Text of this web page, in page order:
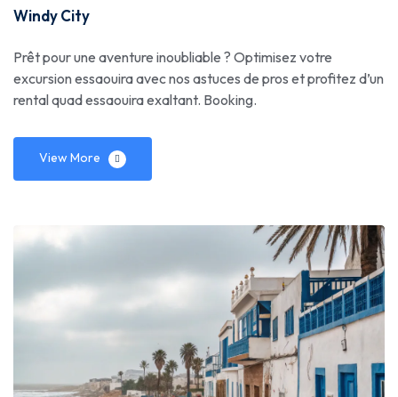
Windy City
Prêt pour une aventure inoubliable ? Optimisez votre
excursion essaouira avec nos astuces de pros et profitez d’un
rental quad essaouira exaltant. Booking.
View More